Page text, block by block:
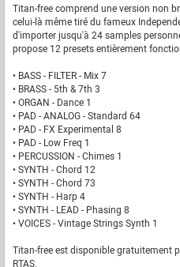
Titan-free comprend une version non
celui-là même tiré du fameux
d'importer jusqu'à 24 samples
propose 12 presets entièrement
• BASS - FILTER - Mix 7
• BRASS - 5th & 7th 3
• ORGAN - Dance 1
• PAD - ANALOG - Standard 64
• PAD - FX Experimental 8
• PAD - Low Freq 1
• PERCUSSION - Chimes 1
• SYNTH - Chord 12
• SYNTH - Chord 73
• SYNTH - Harp 4
• SYNTH - LEAD - Phasing 8
• VOICES - Vintage Strings Synth 1
Titan-free est disponible gratuitement
RTAS.